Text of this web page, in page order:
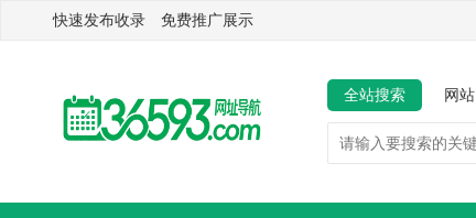
快速发布收录 免费推广展示
全站搜索 网